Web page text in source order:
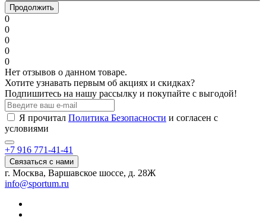
Продолжить
0
0
0
0
0
Нет отзывов о данном товаре.
Хотите узнавать первым об акциях и скидках?
Подпишитесь на нашу рассылку и покупайте с выгодой!
Я прочитал Политика Безопасности и согласен с
условиями
+7 916 771-41-41
Связаться с нами
г. Москва, Варшавское шоссе, д. 28Ж
info@sportum.ru